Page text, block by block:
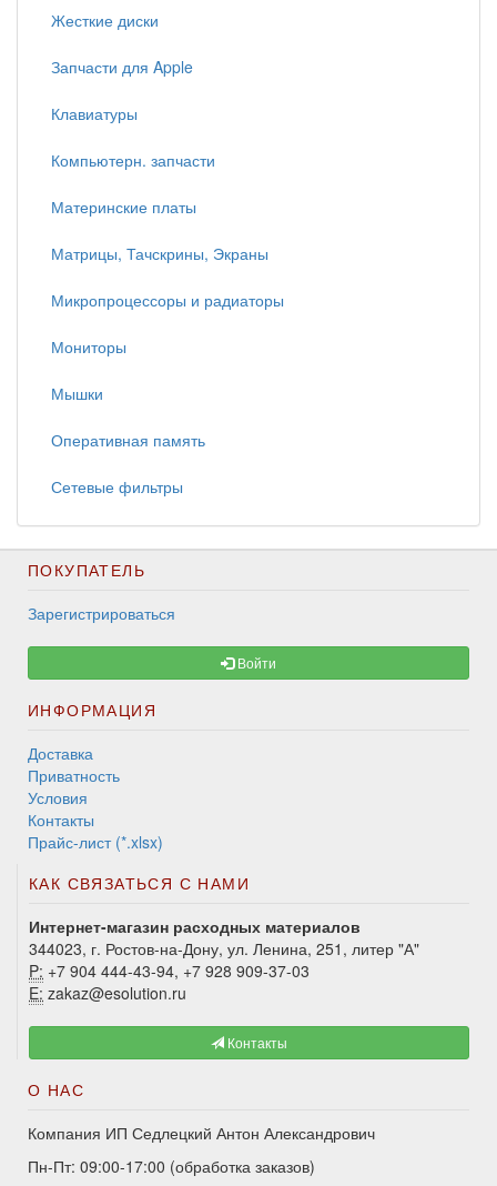
Жесткие диски
Запчасти для Apple
Клавиатуры
Компьютерн. запчасти
Материнские платы
Матрицы, Тачскрины, Экраны
Микропроцессоры и радиаторы
Мониторы
Мышки
Оперативная память
Сетевые фильтры
ПОКУПАТЕЛЬ
Зарегистрироваться
Войти
ИНФОРМАЦИЯ
Доставка
Приватность
Условия
Контакты
Прайс-лист (*.xlsx)
КАК СВЯЗАТЬСЯ С НАМИ
Интернет-магазин расходных материалов
344023, г. Ростов-на-Дону, ул. Ленина, 251, литер "А"
P: +7 904 444-43-94, +7 928 909-37-03
E: zakaz@esolution.ru
Контакты
О НАС
Компания ИП Седлецкий Антон Александрович
Пн-Пт: 09:00-17:00 (обработка заказов)